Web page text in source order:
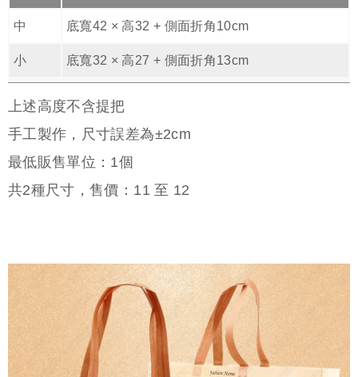
中 底寬42 × 高32 + 側面折角10cm
小 底寬32 × 高27 + 側面折角13cm
上述高度不含提把
手工製作，尺寸誤差為±2cm
最低販售單位：1個
共2種尺寸，售價： 11 至 12